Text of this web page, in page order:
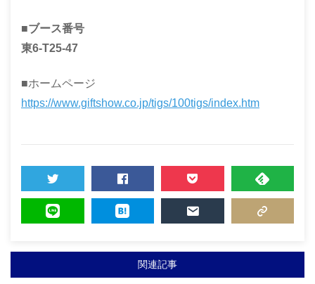
■ブース番号
東6-T25-47
■ホームページ
https://www.giftshow.co.jp/tigs/100tigs/index.htm
TWEET SHARE POCKET FEEDLY
関連記事